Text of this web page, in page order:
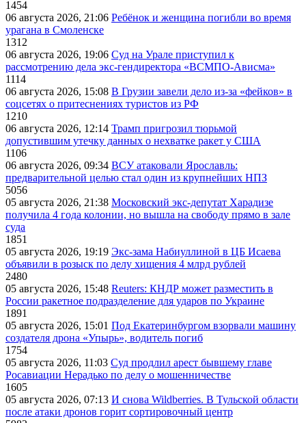
1454
06 августа 2026, 21:06 Ребёнок и женщина погибли во время
урагана в Смоленске
1312
06 августа 2026, 19:06 Суд на Урале приступил к
рассмотрению дела экс-гендиректора «ВСМПО-Ависма»
1114
06 августа 2026, 15:08 В Грузии завели дело из-за «фейков» в
соцсетях о притеснениях туристов из РФ
1210
06 августа 2026, 12:14 Трамп пригрозил тюрьмой
допустившим утечку данных о нехватке ракет у США
1106
06 августа 2026, 09:34 ВСУ атаковали Ярославль:
предварительной целью стал один из крупнейших НПЗ
5056
05 августа 2026, 21:38 Московский экс-депутат Харадизе
получила 4 года колонии, но вышла на свободу прямо в зале
суда
1851
05 августа 2026, 19:19 Экс-зама Набиуллиной в ЦБ Исаева
объявили в розыск по делу хищения 4 млрд рублей
2480
05 августа 2026, 15:48 Reuters: КНДР может разместить в
России ракетное подразделение для ударов по Украине
1891
05 августа 2026, 15:01 Под Екатеринбургом взорвали машину
создателя дрона «Упырь», водитель погиб
1754
05 августа 2026, 11:03 Суд продлил арест бывшему главе
Росавиации Нерадько по делу о мошенничестве
1605
05 августа 2026, 07:13 И снова Wildberries. В Тульской области
после атаки дронов горит сортировочный центр